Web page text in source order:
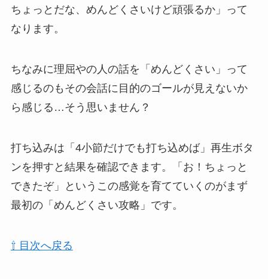
ちょっとだな、めんどくさいけど頑張るか」って
なります。
ちなみに理屈やの人の話を「めんどくさい」って
感じるのもその会話に目的のゴールが見えないか
ら感じる…そう思いません？
打ち込みは「4小節だけでも打ち込めば」再生ボタ
ンを押すと結果を確認できます。「お！ちょっと
できたぞ」というこの感覚を育てていくのがまず
最初の「めんどくさい攻略」です。
⇧ 目次へ戻る